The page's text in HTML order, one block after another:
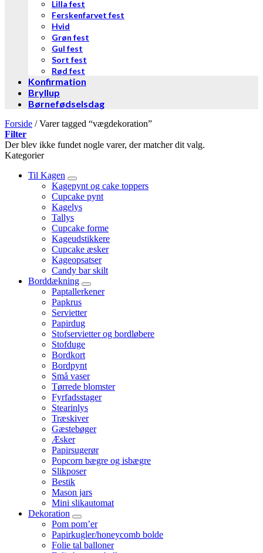
Lilla fest
Ferskenfarvet fest
Hvid
Grøn fest
Gul fest
Sort fest
Rød fest
Konfirmation
Bryllup
Børnefødselsdag
Forside /Varer tagged “vægdekoration”
Filter
Der blev ikke fundet nogle varer, der matcher dit valg.
Kategorier
Til Kagen
Kagepynt og cake toppers
Cupcake pynt
Kagelys
Tallys
Cupcake forme
Kageudstikkere
Cupcake æsker
Kageopsatser
Candy bar skilt
Borddækning
Paptallerkener
Papkrus
Servietter
Papirdug
Stofservietter og bordløbere
Stofduge
Bordkort
Bordpynt
Små vaser
Tørrede blomster
Fyrfadsstager
Stearinlys
Træskiver
Gæstebøger
Æsker
Papirsugerør
Popcorn bægre og isbægre
Slikposer
Bestik
Mason jars
Mini slikautomat
Dekoration
Pom pom’er
Papirkugler/honeycomb bolde
Folie tal balloner